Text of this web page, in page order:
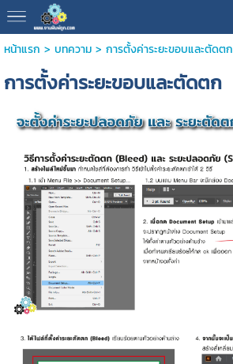
หน้าแรก > บทความ> การตั้งค่าระยะขอบและตัดตก
การตั้งค่าระยะขอบและตัดตก